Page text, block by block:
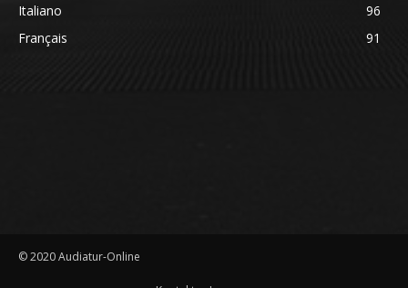
Italiano
96
Français
91
© 2020 Audiatur-Online